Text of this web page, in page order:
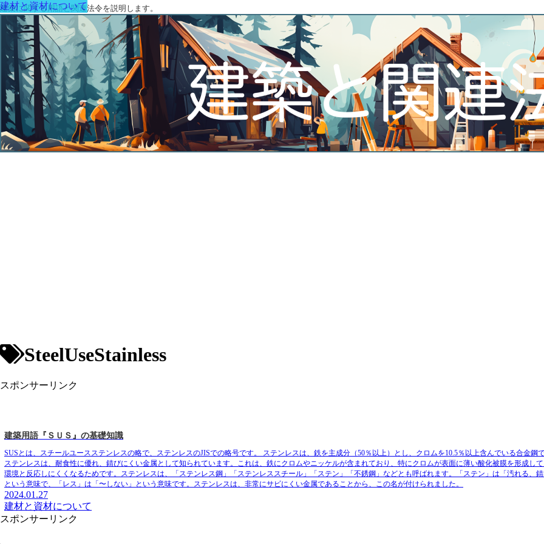
建築に関する用語と関連法令を説明します。
SteelUseStainless
スポンサーリンク
建材と資材について
建築用語『ＳＵＳ』の基礎知識
SUSとは、スチールユースステンレスの略で、ステンレスのJISでの略号です。
ステンレスは、鉄を主成分（50％以上）とし、クロムを10.5％以上含んでいる合金鋼で
ステンレスは、 耐食性に優れ、錆びにくい金属として知られています。これは、鉄にクロムやニッケルが含まれており、特にクロムが表面に薄い酸化被膜を形成し
環境と反応しにくくなるためです。ステンレスは、「ステンレス鋼」「ステンレススチール」「ステン」「不銹鋼」などとも呼ばれます。「ステン」は「汚れる、錆
という意味で、「レス」は「〜しない」という意味です。ステンレスは、非常にサビにくい金属であることから、この名が付けられました。
2024.01.27
建材と資材について
スポンサーリンク